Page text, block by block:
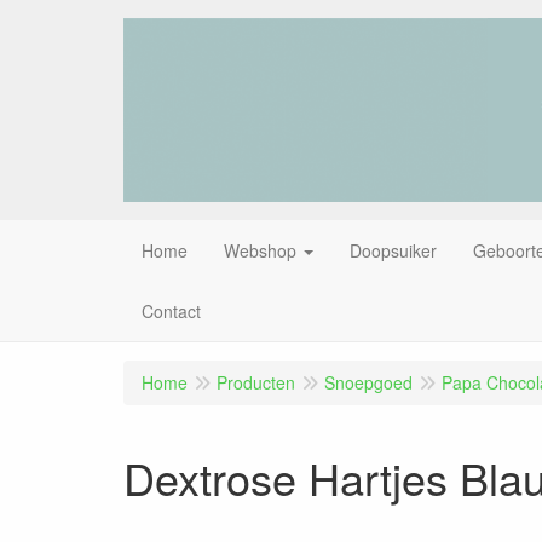
Home Webshop Doopsuiker
Contact
Home Producten Snoepgoed Papa
Dextrose Hartjes